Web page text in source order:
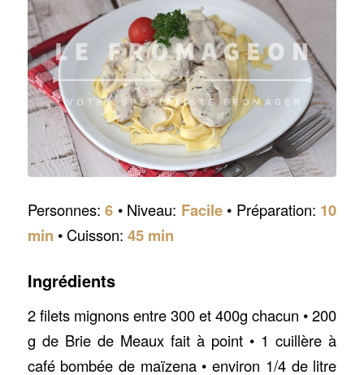
Personnes:6 • Niveau: Facile• Préparation: 10
min • Cuisson: 45 min
Ingrédients
2 filets mignons entre 300 et 400g chacun • 200
g de Brie de Meaux fait à point • 1 cuillère à
café bombée de maïzena • environ 1/4 de litre